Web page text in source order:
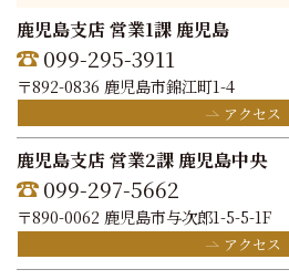
鹿児島支店 営業1課 鹿児島
099-295-3911
〒892-0836 鹿児島市錦江町1-4
アクセス
鹿児島支店 営業2課 鹿児島中央
099-297-5662
〒890-0062 鹿児島市与次郎1-5-5-1F
アクセス